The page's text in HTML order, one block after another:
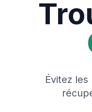
Évitez